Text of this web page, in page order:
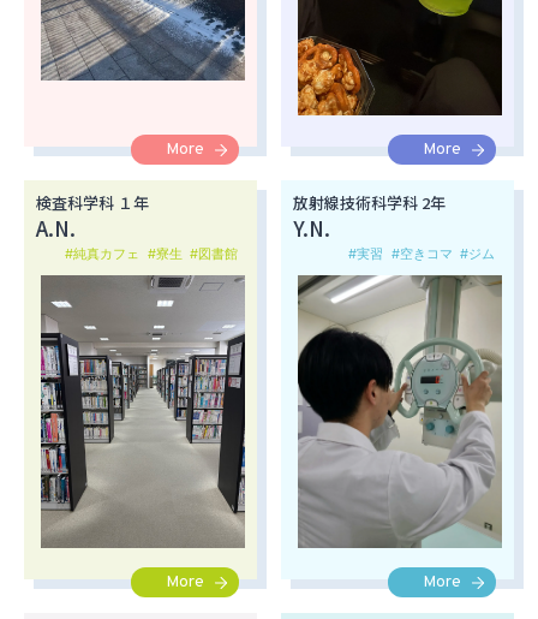
More More
検査科学科 １年
A.N.
#純真カフェ #寮生 #図書館
More
放射線技術科学科 2年
Y.N.
#実習 #空きコマ #ジム
More